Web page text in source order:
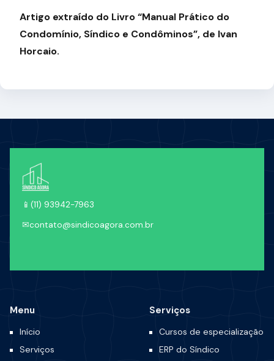
Artigo extraído do Livro “Manual Prático do
Condomínio, Síndico e Condôminos”, de Ivan
Horcaio.
📱 (11) 93942-7963
✉contato@sindicoagora.com.br
Menu
Início
Serviços
Serviços
Cursos de especialização
ERP do Síndico